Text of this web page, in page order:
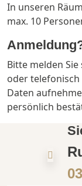
In unseren
max. 10
Bitte melden
oder
Daten
persönlich